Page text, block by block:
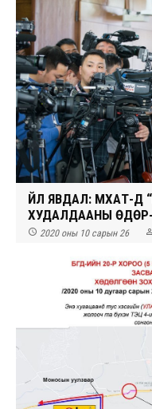
ҮЙЛ ЯВДАЛ: МҮХАҮТ-
ХУДАЛДААНЫ
 2020 оны 10 сарын 26 